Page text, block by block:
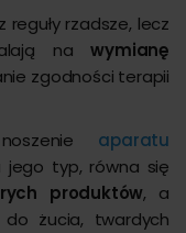
rzadsze, lecz
nawymianę
zgodności terapii
aparatu
jego typ, równa się
produktów, a
żucia, twardych